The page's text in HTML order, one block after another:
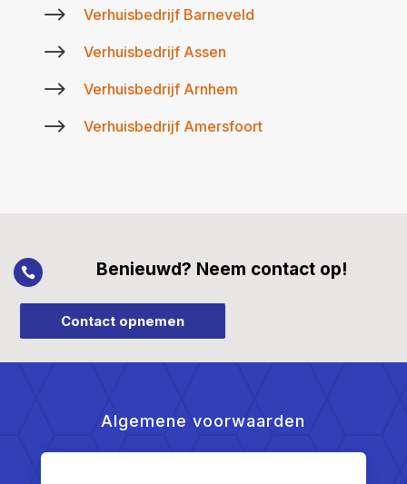
$ Verhuisbedrijf Barneveld
$ Verhuisbedrijf Assen
$ Verhuisbedrijf Arnhem
$ Verhuisbedrijf Amersfoort
 Benieuwd? Neem contact op!
Contact opnemen
Algemene voorwaarden